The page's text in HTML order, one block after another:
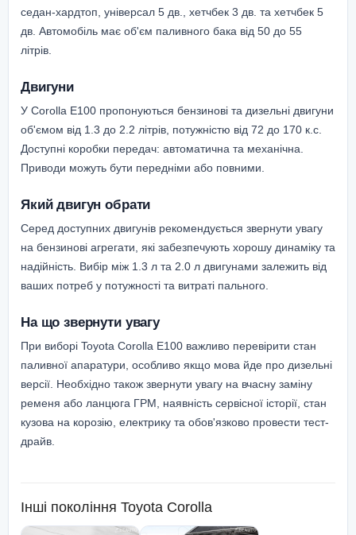
седан-хардтоп, універсал 5 дв., хетчбек 3 дв. та хетчбек 5
дв. Автомобіль має об'єм паливного бака від 50 до 55
літрів.
Двигуни
У Corolla E100 пропонуються бензинові та дизельні двигуни
об'ємом від 1.3 до 2.2 літрів, потужністю від 72 до 170 к.с.
Доступні коробки передач: автоматична та механічна.
Приводи можуть бути передніми або повними.
Який двигун обрати
Серед доступних двигунів рекомендується звернути увагу
на бензинові агрегати, які забезпечують хорошу динаміку та
надійність. Вибір між 1.3 л та 2.0 л двигунами залежить від
ваших потреб у потужності та витраті пального.
На що звернути увагу
При виборі Toyota Corolla E100 важливо перевірити стан
паливної апаратури, особливо якщо мова йде про дизельні
версії. Необхідно також звернути увагу на вчасну заміну
ременя або ланцюга ГРМ, наявність сервісної історії, стан
кузова на корозію, електрику та обов'язково провести тест-
драйв.
Інші покоління Toyota Corolla